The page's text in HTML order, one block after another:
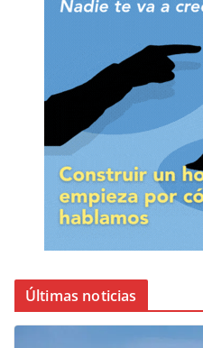
Últimas noticias